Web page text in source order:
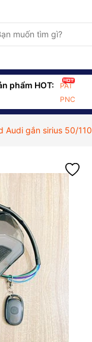
phẩm HOT:
PAT
PNC
Audi gắn sirius 50/